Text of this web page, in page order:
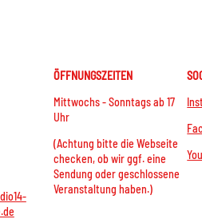
ÖFFNUNGSZEITEN
Mittwochs - Sonntags ab 17
Uhr
(Achtung bitte die Webseite
checken, ob wir ggf. eine
Sendung oder geschlossene
Veranstaltung haben.)